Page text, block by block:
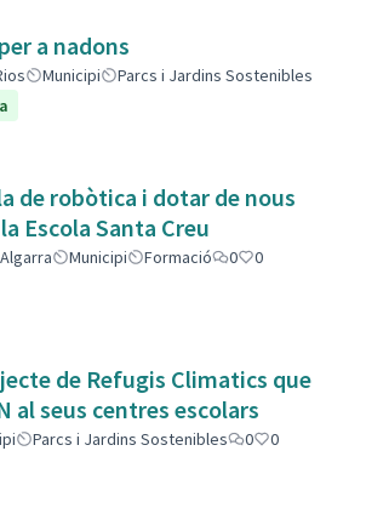
a nadons
Municipi
Parcs i Jardins Sostenibles
de robòtica i dotar de nous
Escola Santa Creu
Municipi Formació 0
0
de Refugis Climatics que
al seus centres escolars
Parcs i Jardins Sostenibles 0
0